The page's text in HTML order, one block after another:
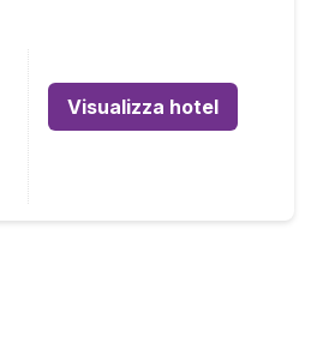
Visualizza hotel